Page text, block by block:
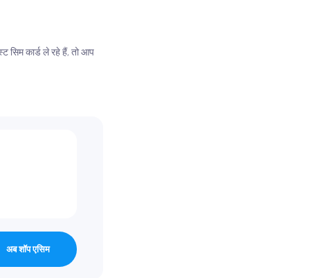
सिम कार्ड ले रहे हैं, तो आप
अब शॉप एसिम